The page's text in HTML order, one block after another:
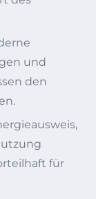
und
den
für